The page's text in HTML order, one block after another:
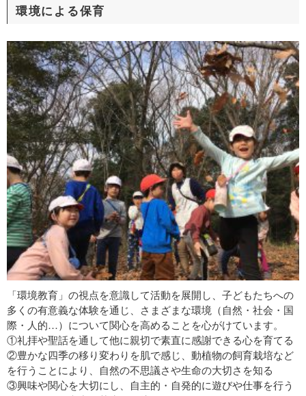
環境による保育
「環境教育」の視点を意識して活動を展開し、子どもたちへの
多くの有意義な体験を通じ、さまざまな環境（自然・社会・国
際・人的…）について関心を高めることを心がけています。
①礼拝や聖話を通して他に親切で素直に感謝できる心を育てる
②豊かな四季の移り変わりを肌で感じ、動植物の飼育栽培など
を行うことにより、自然の不思議さや生命の大切さを知る
③興味や関心を大切にし、自主的・自発的に遊びや仕事を行う